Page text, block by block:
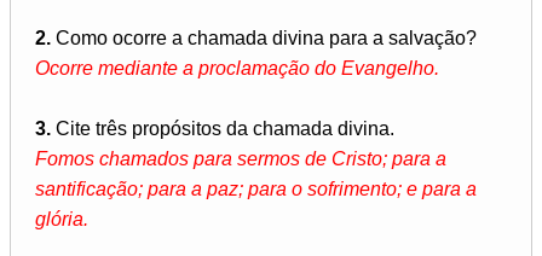
2. Como ocorre a chamada divina para a salvação?
Ocorre mediante a proclamação do Evangelho.
3. Cite três propósitos da chamada divina.
Fomos chamados para sermos de Cristo; para a
santificação; para a paz; para o sofrimento; e para a
glória.